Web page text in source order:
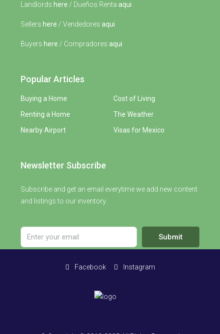
Landlords here / Dueños Renta aqui
Sellers here / Vendedores aqui
Buyers here / Compradores aqui
Popular Articles
Buying a Home
Renting a Home
Nearby Airport
Cost of Living
The Weather
Visas for Mexico
Newsletter Subscribe
Subscribe and get an email everytime we add new content
and listings to our inventory.
Submit
Facebook Instagram